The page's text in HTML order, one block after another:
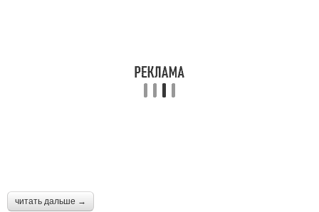
читать дальше →